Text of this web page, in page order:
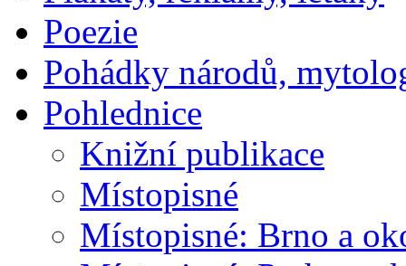
Poezie
Pohádky národů,
Pohlednice
Knižní publikace
Místopisné
Místopisné: Brno a